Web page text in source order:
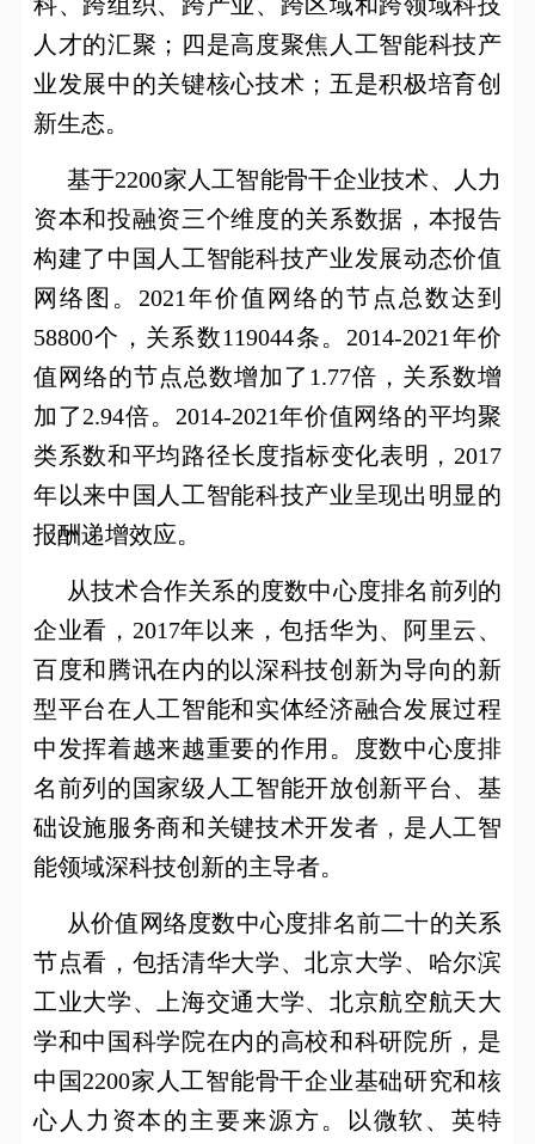
人才的汇聚；四是高度聚焦人工智能科技产
业发展中的关键核心技术；五是积极培育创
新生态。
基于2200家人工智能骨干企业技术、人力
资本和投融资三个维度的关系数据，本报告
构建了中国人工智能科技产业发展动态价值
网络图。 2021 年价值网络的节点总数达到
58800个，关系数119044条。 2014-2021 年价
值网络的节点总数增加了 1.77倍，关系数增
加了2.94倍。 2014-2021年价值网络的平均聚
类系数和平均路径长度指标变化表明， 2017
年以来中国人工智能科技产业呈现出明显的
报酬递增效应。
从技术合作关系的度数中心度排名前列的
企业看， 2017年以来，包括华为、阿里云、
百度和腾讯在内的以深科技创新为导向的新
型平台在人工智能和实体经济融合发展过程
中发挥着越来越重要的作用。度数中心度排
名前列的国家级人工智能开放创新平台、基
础设施服务商和关键技术开发者，是人工智
能领域深科技创新的主导者。
从价值网络度数中心度排名前二十的关系
节点看，包括清华大学、北京大学、哈尔滨
工业大学、上海交通大学、北京航空航天大
学和中国科学院在内的高校和科研院所，是
中国2200家人工智能骨干企业基础研究和核
心人力资本的主要来源方。以微软、英特